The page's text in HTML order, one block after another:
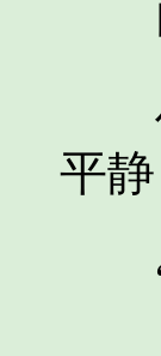
两
但
平
“